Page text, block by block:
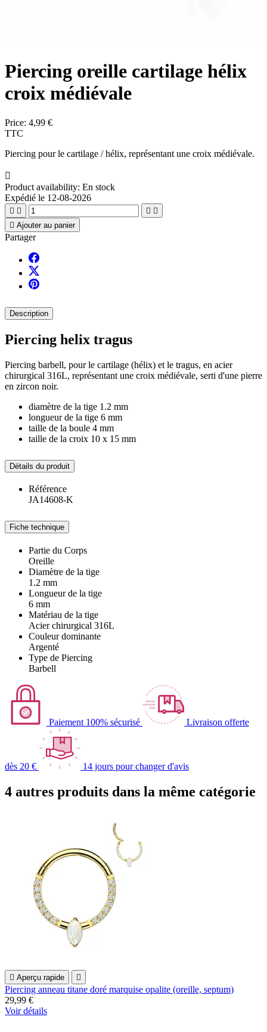
Piercing oreille cartilage hélix
croix médiévale
Price: 4,99 €
TTC
Piercing pour le cartilage / hélix, représentant une croix médiévale.

Product availability: En stock
Expédié le 12-08-2026
   
 Ajouter au panier
Partager
Description
Piercing helix tragus
Piercing barbell, pour le cartilage (hélix) et le tragus, en acier
chirurgical 316L, représentant une croix médiévale, serti d'une pierre
en zircon noir.
diamètre de la tige 1.2 mm
longueur de la tige 6 mm
taille de la boule 4 mm
taille de la croix 10 x 15 mm
Détails du produit
Référence
JA14608-K
Fiche technique
Partie du Corps
Oreille
Diamètre de la tige
1.2 mm
Longueur de la tige
6 mm
Matériau de la tige
Acier chirurgical 316L
Couleur dominante
Argenté
Type de Piercing
Barbell
Paiement 100% sécurisé Livraison offerte
dès 20 € 14 jours pour changer d'avis
4 autres produits dans la même catégorie
 Aperçu rapide 
Piercing anneau titane doré marquise opalite (oreille, septum)
29,99 €
Voir détails